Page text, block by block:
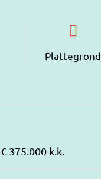
Plattegrond
€ 375.000 k.k.